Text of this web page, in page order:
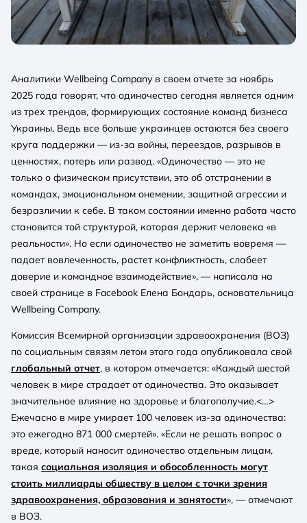
Аналитики Wellbeing Company в своем отчете за ноябрь
2025 года говорят, что одиночество сегодня является одним
из трех трендов, формирующих состояние команд бизнеса
Украины. Ведь все больше украинцев остаются без своего
круга поддержки — из-за войны, переездов, разрывов в
ценностях, потерь или развод. «Одиночество — это не
только о физическом присутствии, это об отстранении в
командах, эмоциональном онемении, защитной агрессии и
безразличии к себе. В таком состоянии именно работа часто
становится той структурой, которая держит человека «в
реальности». Но если одиночество не заметить вовремя —
падает вовлеченность, растет конфликтность, слабеет
доверие и командное взаимодействие», — написала на
своей странице в Facebook Елена Бондарь, основательница
Wellbeing Company.
Комиссия Всемирной организации здравоохранения (ВОЗ)
по социальным связям летом этого года опубликовала свой
глобальный отчет, в котором отмечается: «Каждый шестой
человек в мире страдает от одиночества. Это оказывает
значительное влияние на здоровье и благополучие.<…>
Ежечасно в мире умирает 100 человек из-за одиночества:
это ежегодно 871 000 смертей». «Если не решать вопрос о
вреде, который наносит одиночество отдельным лицам,
такая социальная изоляция и обособленность могут
стоить миллиарды обществу в целом с точки зрения
здравоохранения, образования и занятости», — отмечают
в ВОЗ.